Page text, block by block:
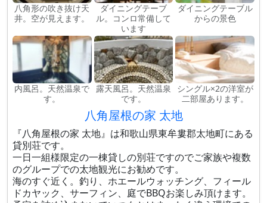
八角形の吹き抜け天
井。空が見えます。
ダイニングテーブ
ル。コンロ常備して
います
ダイニングテーブル
からの景色
内風呂。天然温泉で
す。
露天風呂。天然温泉
です。
シングル×2の洋室が
二部屋あります。
八角屋根の家 太地
『八角屋根の家 太地』は和歌山県東牟婁郡太地町にある
貸別荘です。
一日一組様限定の一棟貸しの別荘ですのでご家族や複数
のグループでの太地観光にお勧めです。
海のすぐ近く。釣り、ホエールウォッチング、フィール
ドカヤック、サーフィン、庭でBBQお楽しみ頂けます。